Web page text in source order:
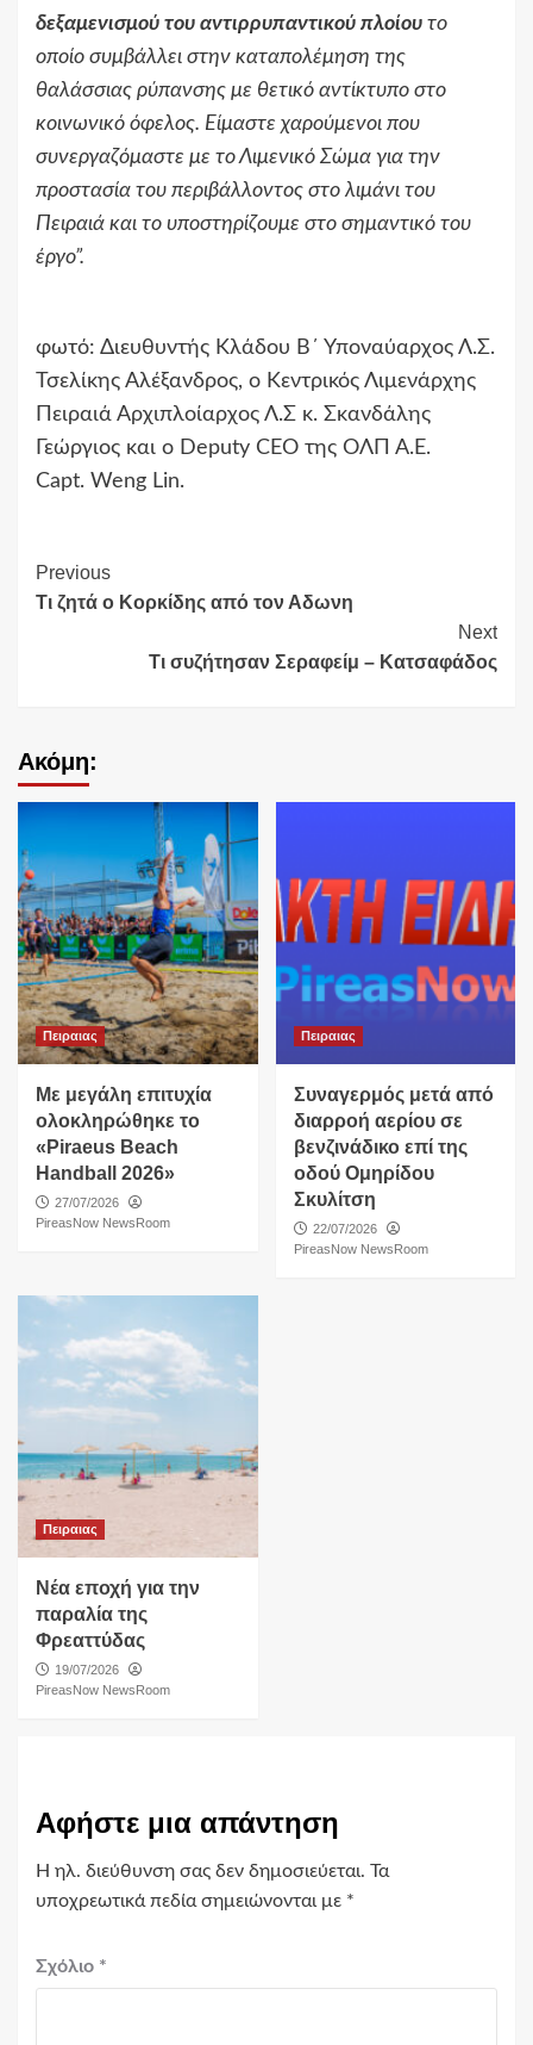
δεξαμενισμού του αντιρρυπαντικού πλοίου το
οποίο συμβάλλει στην καταπολέμηση της
θαλάσσιας ρύπανσης με θετικό αντίκτυπο στο
κοινωνικό όφελος. Είμαστε χαρούμενοι που
συνεργαζόμαστε με το Λιμενικό Σώμα για την
προστασία του περιβάλλοντος στο λιμάνι του
Πειραιά και το υποστηρίζουμε στο σημαντικό του
έργο”.
φωτό: Διευθυντής Κλάδου Β΄ Υποναύαρχος Λ.Σ.
Τσελίκης Αλέξανδρος, ο Κεντρικός Λιμενάρχης
Πειραιά Αρχιπλοίαρχος Λ.Σ κ. Σκανδάλης
Γεώργιος και ο Deputy CEO της ΟΛΠ Α. Ε.
Capt. Weng Lin.
Continue
Reading
Previous
Τι ζητά ο Κορκίδης από τον Αδωνη
Next
Τι συζήτησαν Σεραφείμ – Κατσαφάδος
Ακόμη:
Πειραιας
Με μεγάλη επιτυχία
ολοκληρώθηκε το
«Piraeus Beach
Handball 2026»
27/07/2026
PireasNow NewsRoom
Πειραιας
Συναγερμός μετά από
διαρροή αερίου σε
βενζινάδικο επί της
οδού Ομηρίδου
Σκυλίτση
22/07/2026
PireasNow NewsRoom
Πειραιας
Νέα εποχή για την
παραλία της
Φρεαττύδας
19/07/2026
PireasNow NewsRoom
Αφήστε μια απάντηση
Η ηλ. διεύθυνση σας δεν δημοσιεύεται. Τα
υποχρεωτικά πεδία σημειώνονται με *
Σχόλιο *